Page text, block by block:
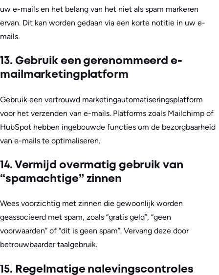
uw e-mails en het belang van het niet als spam markeren
ervan. Dit kan worden gedaan via een korte notitie in uw e-
mails.
13. Gebruik een gerenommeerd e-
mailmarketingplatform
Gebruik een vertrouwd marketingautomatiseringsplatform
voor het verzenden van e-mails. Platforms zoals Mailchimp of
HubSpot hebben ingebouwde functies om de bezorgbaarheid
van e-mails te optimaliseren.
14. Vermijd overmatig gebruik van
“spamachtige” zinnen
Wees voorzichtig met zinnen die gewoonlijk worden
geassocieerd met spam, zoals “gratis geld”, “geen
voorwaarden” of “dit is geen spam”. Vervang deze door
betrouwbaarder taalgebruik.
15. Regelmatige nalevingscontroles